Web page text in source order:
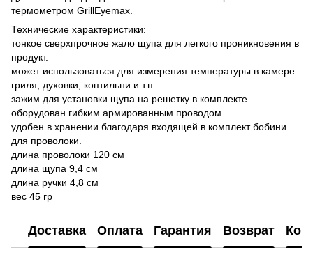
термометром GrillEyemax.
Технические характеристики:
тонкое сверхпрочное жало щупа для легкого проникновения в
продукт.
может использоваться для измерения температуры в камере
гриля, духовки, коптильни и т.п.
зажим для установки щупа на решетку в комплекте
оборудован гибким армированным проводом
удобен в хранении благодаря входящей в комплект бобини
для проволоки.
длина проволоки 120 см
длина щупа 9,4 см
длина ручки 4,8 см
вес 45 гр
Доставка Оплата Гарантия Возврат